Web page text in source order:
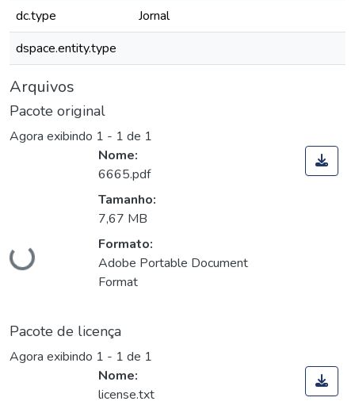
dc.type
Jornal
dspace.entity.type
Arquivos
Pacote original
Agora exibindo 1 - 1 de 1
Carregando...
Nome:
6665.pdf
Tamanho:
7,67 MB
Formato:
Adobe Portable Document
Format
Pacote de licença
Agora exibindo 1 - 1 de 1
Nome:
license.txt